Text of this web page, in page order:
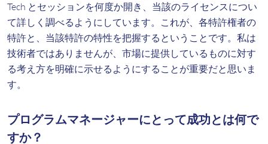
Tech とセッションを何度か開き、当該のライセンスについ
て詳しく調べるようにしています。これが、各特許権者の
特許と、当該特許の特性を把握するということです。私は
技術者ではありませんが、市場に提供しているものに対す
る考え方を明確に示せるようにすることが重要だと思いま
す。
プログラムマネージャーにとって成功とは何で
すか？